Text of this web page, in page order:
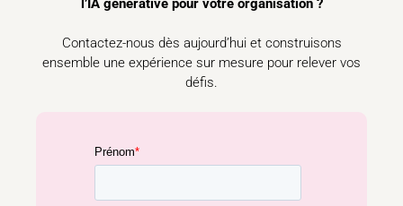
l’IA générative pour votre organisation ?
Contactez-nous dès aujourd’hui et construisons
ensemble une expérience sur mesure pour relever vos
défis.